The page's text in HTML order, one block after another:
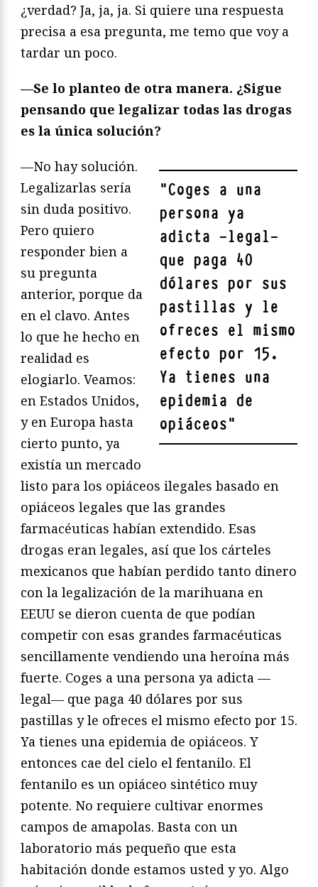
¿verdad? Ja, ja, ja. Si quiere una respuesta
precisa a esa pregunta, me temo que voy a
tardar un poco.
—Se lo planteo de otra manera. ¿Sigue
pensando que legalizar todas las drogas
es la única solución?
"Coges a una
persona ya
adicta —legal—
que paga 40
dólares por sus
pastillas y le
ofreces el mismo
efecto por 15.
Ya tienes una
epidemia de
opiáceos"
—No hay solución.
Legalizarlas sería
sin duda positivo.
Pero quiero
responder bien a
su pregunta
anterior, porque da
en el clavo. Antes
lo que he hecho en
realidad es
elogiarlo. Veamos:
en Estados Unidos,
y en Europa hasta
cierto punto, ya
existía un mercado
listo para los opiáceos ilegales basado en
opiáceos legales que las grandes
farmacéuticas habían extendido. Esas
drogas eran legales, así que los cárteles
mexicanos que habían perdido tanto dinero
con la legalización de la marihuana en
EEUU se dieron cuenta de que podían
competir con esas grandes farmacéuticas
sencillamente vendiendo una heroína más
fuerte. Coges a una persona ya adicta —
legal— que paga 40 dólares por sus
pastillas y le ofreces el mismo efecto por 15.
Ya tienes una epidemia de opiáceos. Y
entonces cae del cielo el fentanilo. El
fentanilo es un opiáceo sintético muy
potente. No requiere cultivar enormes
campos de amapolas. Basta con un
laboratorio más pequeño que esta
habitación donde estamos usted y yo. Algo